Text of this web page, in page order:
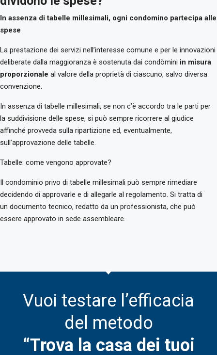
In assenza di tabelle millesimali, ogni condomino partecipa alle
spese
La prestazione dei servizi nell’interesse comune e per le innovazioni
deliberate dalla maggioranza è sostenuta dai condòmini in misura
proporzionale al valore della proprietà di ciascuno, salvo diversa
convenzione.
In assenza di tabelle millesimali, se non c’è accordo tra le parti per
la suddivisione delle spese, si può sempre ricorrere al giudice
affinché provveda sulla ripartizione ed, eventualmente,
sull’approvazione delle tabelle.
Tabelle: come vengono approvate?
Il condominio privo di tabelle millesimali può sempre rimediare
decidendo di approvarle e di allegarle al regolamento. Si tratta di
un documento tecnico, redatto da un professionista, che può
essere approvato in sede assembleare.
Vuoi testare l’efficacia
del metodo
“Trova la casa dei tuoi